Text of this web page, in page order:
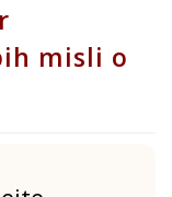
misli o